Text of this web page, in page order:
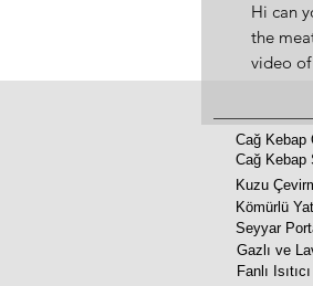
Hi can
the
video
its too
☎️+90
🇹🇷
🇬🇧
Power:
Cağ Kebap
Cağ Kebap
Kuzu
Kömürlü
Seyyar
Gazlı ve
Fanlı